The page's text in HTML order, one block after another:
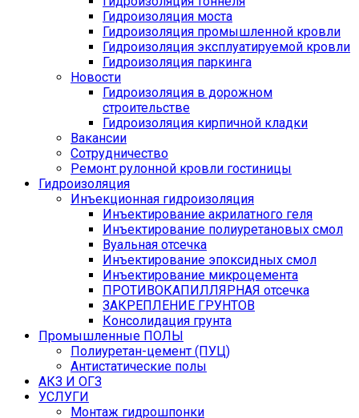
Гидроизоляция моста
Гидроизоляция промышленной кровли
Гидроизоляция эксплуатируемой кровли
Гидроизоляция паркинга
Новости
Гидроизоляция в дорожном
строительстве
Гидроизоляция кирпичной кладки
Вакансии
Сотрудничество
Ремонт рулонной кровли гостиницы
Гидроизоляция
Инъекционная гидроизоляция
Инъектирование акрилатного геля
Инъектирование полиуретановых смол
Вуальная отсечка
Инъектирование эпоксидных смол
Инъектирование микроцемента
ПРОТИВОКАПИЛЛЯРНАЯ отсечка
ЗАКРЕПЛЕНИЕ ГРУНТОВ
Консолидация грунта
Промышленные ПОЛЫ
Полиуретан-цемент (ПУЦ)
Антистатические полы
АКЗ И ОГЗ
УСЛУГИ
Монтаж гидрошпонки